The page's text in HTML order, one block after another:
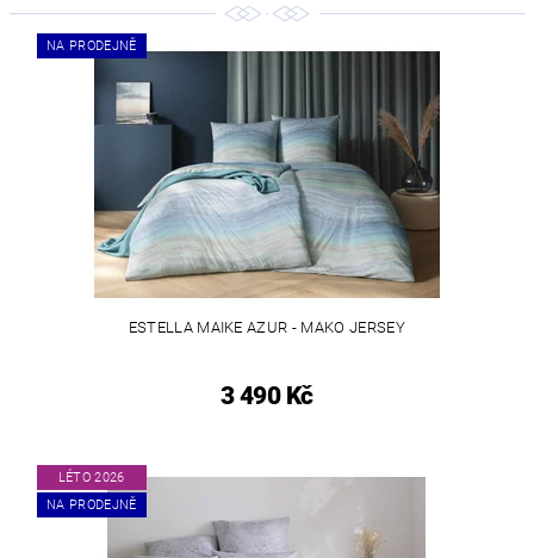
NA PRODEJNĚ
ESTELLA MAIKE AZUR - MAKO JERSEY
3 490 Kč
LÉTO 2026
NA PRODEJNĚ